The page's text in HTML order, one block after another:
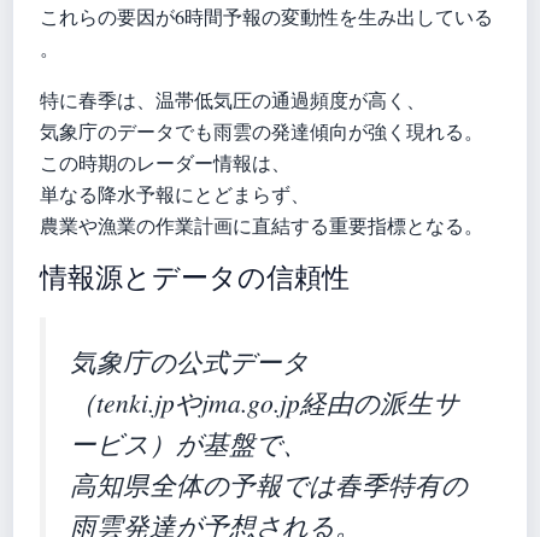
これらの要因が6時間予報の変動性を生み出している
。
特に春季は、温帯低気圧の通過頻度が高く、
気象庁のデータでも雨雲の発達傾向が強く現れる。
この時期のレーダー情報は、
単なる降水予報にとどまらず、
農業や漁業の作業計画に直結する重要指標となる。
情報源とデータの信頼性
気象庁の公式データ
（tenki.jpやjma.go.jp経由の派生サ
ービス）が基盤で、
高知県全体の予報では春季特有の
雨雲発達が予想される。